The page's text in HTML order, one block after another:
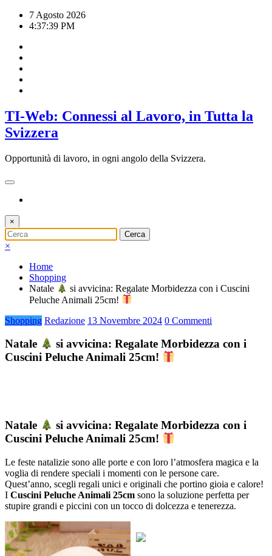
7 Agosto 2026
4:37:40 PM
TI-Web: Connessi al Lavoro, in Tutta la
Svizzera
Opportunità di lavoro, in ogni angolo della Svizzera.
×
×
Home
Shopping
Natale
si avvicina: Regalate Morbidezza con i Cuscini
Peluche Animali 25cm!
Shopping Redazione 13 Novembre 2024 0 Commenti
Natale
si avvicina: Regalate Morbidezza con i
Cuscini Peluche Animali 25cm!
Natale
si avvicina: Regalate Morbidezza con i
Cuscini Peluche Animali 25cm!
Le feste natalizie sono alle porte e con loro l’atmosfera magica e la
voglia di rendere speciali i momenti con le persone care.
Quest’anno, scegli regali unici e originali che portino gioia e calore!
I Cuscini Peluche Animali 25cm sono la soluzione perfetta per
stupire grandi e piccini con un tocco di dolcezza e tenerezza.